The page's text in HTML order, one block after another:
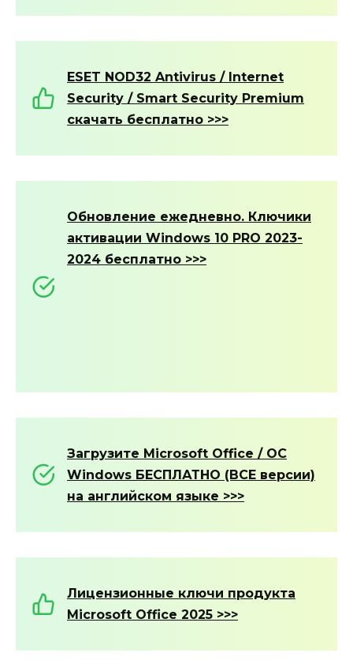
ESET NOD32 Antivirus / Internet
Security / Smart Security Premium
cкачать бесплатно >>>
Обновление ежедневно. Ключики
активации Windows 10 PRO 2023-
2024 бесплатно >>>
Загрузите Microsoft Office / ОС
Windows БЕСПЛАТНО (ВСЕ версии)
на английском языке >>>
Лицензионные ключи продукта
Microsoft Office 2025 >>>